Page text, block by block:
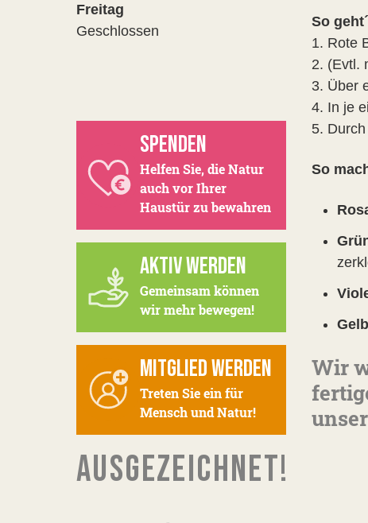
So
1. Rote
2. (Evtl.
3. Über
4. In je
5.
So
Gelb
Wir
Freitag
Geschlossen
SPENDEN
Helfen Sie, die Natur
auch vor Ihrer
Haustür zu bewahren
AKTIV WERDEN
Gemeinsam können
wir mehr bewegen!
MITGLIED WERDEN
Treten Sie ein für
Mensch und Natur!
AUSGEZEICHNET!